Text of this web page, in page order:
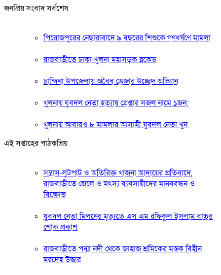
জনপ্রিয় সংবাদ সর্বশেষ
পিরোজপুরের নেছারাবাদে ৯ বছরের শিশুকে গণধর্ষণে মামলা
রাজবাড়ীতে ঢাকা-খুলনা মহাসড়ক ব্লকেড
চান্দিনা উপজেলায় অবৈধ ড্রেজার উচ্ছেদ অভি্যান
খুলনায় যুবদল নেতা হত্যায় গ্রেপ্তার সজল নামে ১জন:
খুলনায় আবারও ৮ মামলার আসামী যুবদল নেতা খুন
এই সপ্তাহের পাঠকপ্রিয়
সন্ত্রাস-লুটপাট ও অতিরিক্ত খাজনা আদায়ের প্রতিবাদে,
রাজবাড়ীতে জেলে ও মৎস্য ব্যবসায়ীদের মানববন্ধন ও
বিক্ষোভ
যুবদল নেতা মিলনের মৃত্যুতে এস এম রফিকুল ইসলাম বাচ্চুর
শোক প্রকাশ
রাজবাড়ীতে পদ্মা নদী থেকে জাহাজ শ্রমিকের মস্তক বিহীন
মরদেহ উদ্ধার